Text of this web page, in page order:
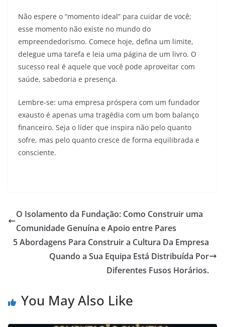
Não espere o “momento ideal” para cuidar de você;
esse momento não existe no mundo do
empreendedorismo. Comece hoje, defina um limite,
delegue uma tarefa e leia uma página de um livro. O
sucesso real é aquele que você pode aproveitar com
saúde, sabedoria e presença.
Lembre-se: uma empresa próspera com um fundador
exausto é apenas uma tragédia com um bom balanço
financeiro. Seja o líder que inspira não pelo quanto
sofre, mas pelo quanto cresce de forma equilibrada e
consciente.
O Isolamento da Fundação: Como Construir uma
Comunidade Genuína e Apoio entre Pares
5 Abordagens Para Construir a Cultura Da Empresa
Quando a Sua Equipa Está Distribuída Por
Diferentes Fusos Horários.
You May Also Like